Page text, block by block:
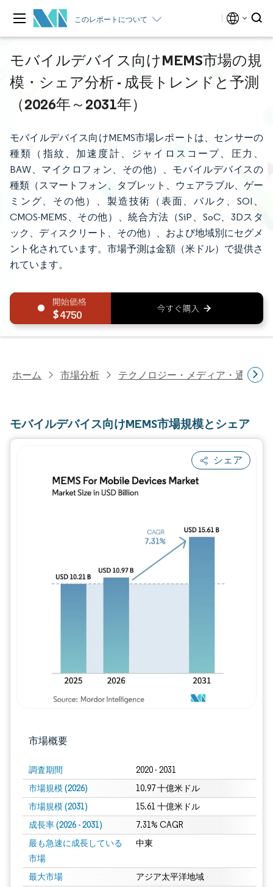
このレポートについて
モバイルデバイス向けMEMS市場の規
模・シェア分析 - 成長トレンドと予測
（2026年～2031年）
モバイルデバイス向けMEMS市場レポートは、センサーの
種類（指紋、加速度計、ジャイロスコープ、圧力、
BAW、マイクロフォン、その他）、モバイルデバイスの
種類（スマートフォン、タブレット、ウェアラブル、ゲー
ミング、その他）、製造技術（表面、バルク、SOI、
CMOS-MEMS、その他）、統合方法（SiP、SoC、3Dスタ
ック、ディスクリート、その他）、および地域別にセグメ
ント化されています。市場予測は金額（米ドル）で提供さ
れています。
4750
ホーム 市場分析 テクノロジー・メディア・通信研
モバイルデバイス向けMEMS市場規模とシェア
シェア
市場概要
調査期間 2020 - 2031
市場規模 (2026) 10.97 十億米ドル
市場規模 (2031) 15.61 十億米ドル
成長率 (2026 - 2031) 7.31% CAGR
最も急速に成長している
市場
中東
最大市場 アジア太平洋地域